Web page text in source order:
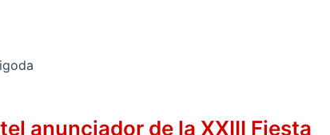
anunciador de la XXIII Fiesta